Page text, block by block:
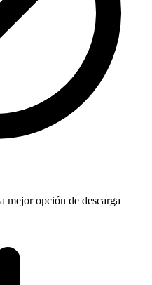
mejor opción de descarga